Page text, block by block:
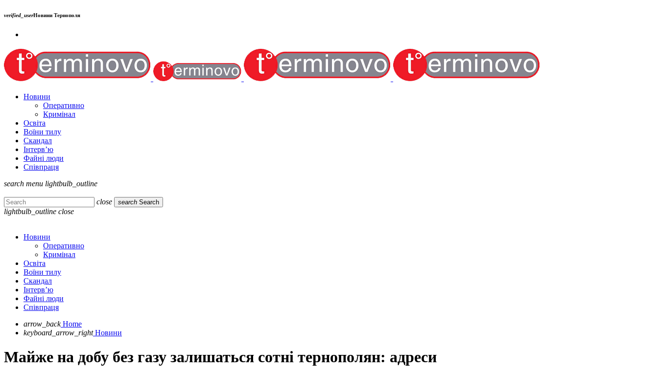
verified_userНовини Тернополя
Новини
Оперативно
Кримінал
Освіта
Воїни тилу
Скандал
Інтерв’ю
Файні люди
Співпраця
search menu lightbulb_outline
close search Search
lightbulb_outline close
Новини
Оперативно
Кримінал
Освіта
Воїни тилу
Скандал
Інтерв’ю
Файні люди
Співпраця
arrow_back Home
keyboard_arrow_right Новини
Майже на добу без газу залишаться сотні тернополян: адреси